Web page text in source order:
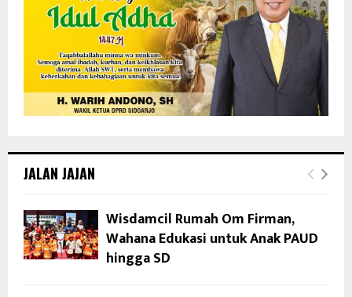
JALAN JAJAN
Wisdamcil Rumah Om Firman,
Wahana Edukasi untuk Anak PAUD
hingga SD